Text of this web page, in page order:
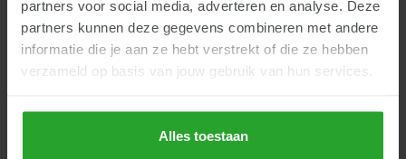
partners voor social media, adverteren en analyse. Deze
partners kunnen deze gegevens combineren met andere
informatie die je aan ze hebt verstrekt of die ze hebben
verzameld op basis van jouw gebruik van hun services.
Alles toestaan